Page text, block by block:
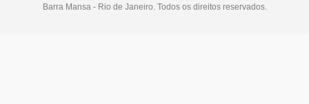
Barra Mansa - Rio de Janeiro. Todos os direitos reservados.